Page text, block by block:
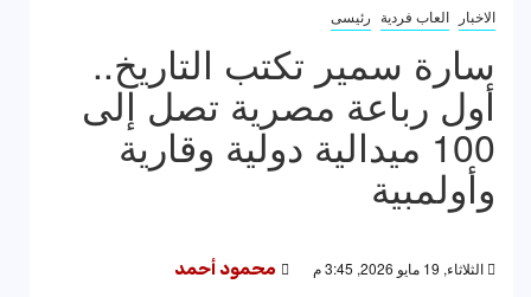
الاخبار العاب فردية رئيسى
سارة سمير تكتب التاريخ..
أول رباعة مصرية تصل إلى
100 ميدالية دولية وقارية
وأولمبية
الثلاثاء, 19 مايو 2026, 3:45 م محمود أحمد